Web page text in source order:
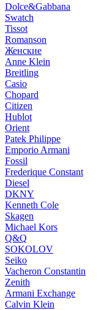
Dolce&Gabbana
Swatch
Tissot
Romanson
Женские
Anne Klein
Breitling
Casio
Chopard
Citizen
Hublot
Orient
Patek Philippe
Emporio Armani
Fossil
Frederique Constant
Diesel
DKNY
Kenneth Cole
Skagen
Michael Kors
Q&Q
SOKOLOV
Seiko
Vacheron Constantin
Zenith
Armani Exchange
Calvin Klein